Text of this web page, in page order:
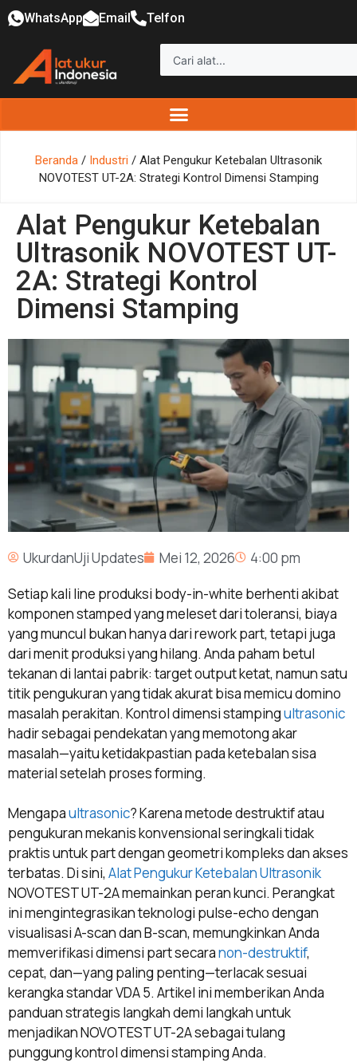
WhatsApp Email Telfon
Beranda / Industri / Alat Pengukur Ketebalan Ultrasonik
NOVOTEST UT-2A: Strategi Kontrol Dimensi Stamping
Alat Pengukur Ketebalan
Ultrasonik NOVOTEST UT-
2A: Strategi Kontrol
Dimensi Stamping
UkurdanUji Updates Mei 12, 2026
4:00 pm
Setiap kali line produksi body-in-white berhenti akibat
komponen stamped yang meleset dari toleransi, biaya
yang muncul bukan hanya dari rework part, tetapi juga
dari menit produksi yang hilang. Anda paham betul
tekanan di lantai pabrik: target output ketat, namun satu
titik pengukuran yang tidak akurat bisa memicu domino
masalah perakitan. Kontrol dimensi stampingultrasonic
hadir sebagai pendekatan yang memotong akar
masalah—yaitu ketidakpastian pada ketebalan sisa
material setelah proses forming.
Mengapaultrasonic? Karena metode destruktif atau
pengukuran mekanis konvensional seringkali tidak
praktis untuk part dengan geometri kompleks dan akses
terbatas. Di sini, Alat Pengukur Ketebalan Ultrasonik
NOVOTEST UT-2A memainkan peran kunci. Perangkat
ini mengintegrasikan teknologi pulse-echo dengan
visualisasi A-scan dan B-scan, memungkinkan Anda
memverifikasi dimensi part secaranon-destruktif,
cepat, dan—yang paling penting—terlacak sesuai
kerangka standar VDA 5. Artikel ini memberikan Anda
panduan strategis langkah demi langkah untuk
menjadikan NOVOTEST UT-2A sebagai tulang
punggung kontrol dimensi stamping Anda.